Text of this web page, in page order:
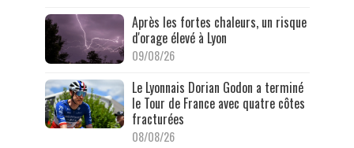
Après les fortes chaleurs, un risque
d'orage élevé à Lyon
09/08/26
Le Lyonnais Dorian Godon a terminé
le Tour de France avec quatre côtes
fracturées
08/08/26